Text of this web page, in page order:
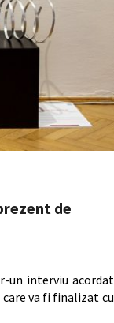
de
un interviu acordat
care va fi finalizat cu